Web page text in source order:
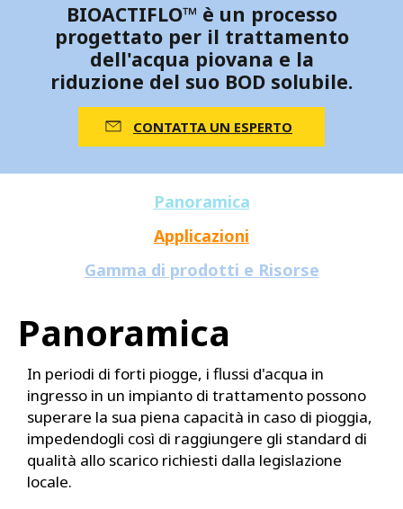
BIOACTIFLO™ è un processo
progettato per il trattamento
dell'acqua piovana e la
riduzione del suo BOD solubile.
CONTATTA UN ESPERTO
Panoramica
Applicazioni
Gamma di prodotti e Risorse
Panoramica
In periodi di forti piogge, i flussi d'acqua in
ingresso in un impianto di trattamento possono
superare la sua piena capacità in caso di pioggia,
impedendogli così di raggiungere gli standard di
qualità allo scarico richiesti dalla legislazione
locale.